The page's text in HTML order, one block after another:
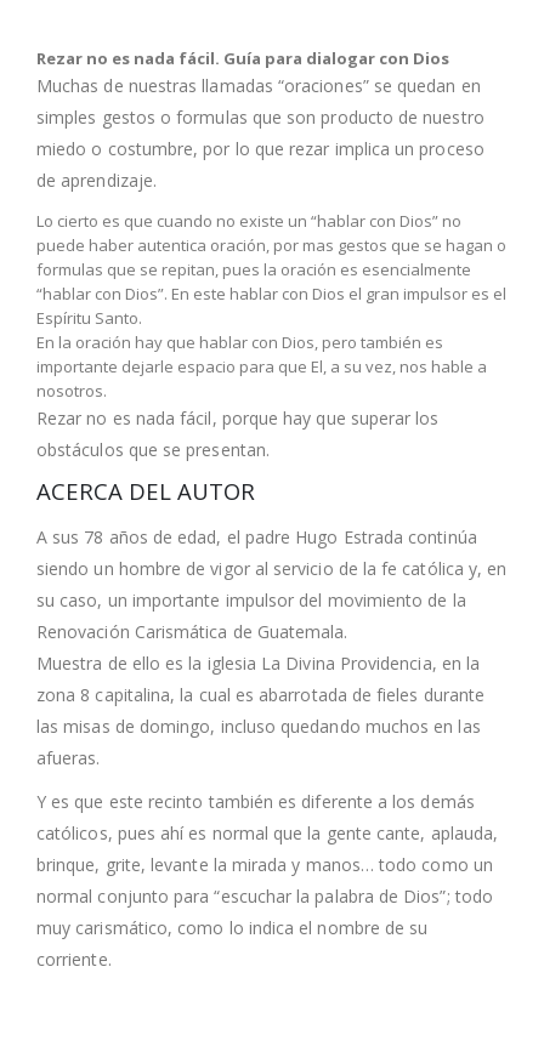
Rezar no es nada fácil. Guía para dialogar con Dios
Muchas de nuestras llamadas “oraciones” se quedan en
simples gestos o formulas que son producto de nuestro
miedo o costumbre, por lo que rezar implica un proceso
de aprendizaje.
Lo cierto es que cuando no existe un “hablar con Dios” no
puede haber autentica oración, por mas gestos que se hagan o
formulas que se repitan, pues la oración es esencialmente
“hablar con Dios”. En este hablar con Dios el gran impulsor es el
Espíritu Santo.
En la oración hay que hablar con Dios, pero también es
importante dejarle espacio para que El, a su vez, nos hable a
nosotros.
Rezar no es nada fácil, porque hay que superar los
obstáculos que se presentan.
ACERCA DEL AUTOR
A sus 78 años de edad, el padre Hugo Estrada continúa
siendo un hombre de vigor al servicio de la fe católica y, en
su caso, un importante impulsor del movimiento de la
Renovación Carismática de Guatemala.
Muestra de ello es la iglesia La Divina Providencia, en la
zona 8 capitalina, la cual es abarrotada de fieles durante
las misas de domingo, incluso quedando muchos en las
afueras.
Y es que este recinto también es diferente a los demás
católicos, pues ahí es normal que la gente cante, aplauda,
brinque, grite, levante la mirada y manos… todo como un
normal conjunto para “escuchar la palabra de Dios”; todo
muy carismático, como lo indica el nombre de su
corriente.